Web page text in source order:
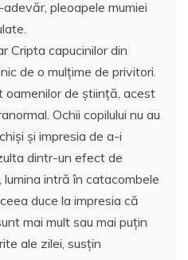
pleoapele mumiei
Cripta capucinilor din
de o mulțime de privitori.
de ştiinţă, acest
Ochii copilului nu au
și impresia de a-i
dintr-un efect de
intră în catacombele
duce la impresia că
mai mult sau mai puțin
ale zilei, susţin